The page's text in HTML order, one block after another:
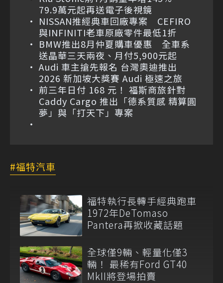
79.9萬元起再送電子後視鏡
NISSAN推經典車回廠專案 CEFIRO
與INFINITI老車原廠零件最低1折
BMW推出8月仲夏購車優惠 全車系
送晶華三天兩夜、月付5,900元起
Audi 車主搶先報名 台灣奧迪推出
2026 新加坡大獎賽 Audi 極速之旅
前三年日付 168 元！ 福斯商旅針對
Caddy Cargo 推出「德系質感 精算圓
夢」與「打天下」專案
福特汽車
福特執行長轉手經典跑車
1972年DeTomaso
Pantera再掀收藏話題
全球僅9輛、輕量化僅3
輛！ 最稀有Ford GT40
MkII將登場拍賣